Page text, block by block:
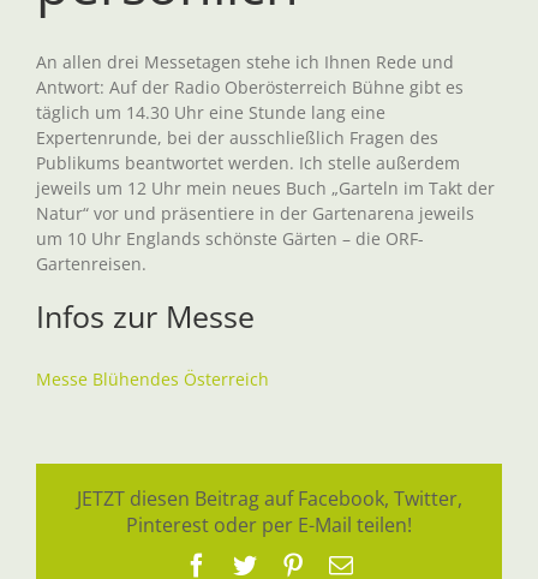
An allen drei Messetagen stehe ich Ihnen Rede und
Antwort: Auf der Radio Oberösterreich Bühne gibt es
täglich um 14.30 Uhr eine Stunde lang eine
Expertenrunde, bei der ausschließlich Fragen des
Publikums beantwortet werden. Ich stelle außerdem
jeweils um 12 Uhr mein neues Buch „Garteln im Takt der
Natur“ vor und präsentiere in der Gartenarena jeweils
um 10 Uhr Englands schönste Gärten – die ORF-
Gartenreisen.
Infos zur Messe
Messe Blühendes Österreich
JETZT diesen Beitrag auf Facebook, Twitter,
Pinterest oder per E-Mail teilen!
Facebook
TwitterPinterest
E-